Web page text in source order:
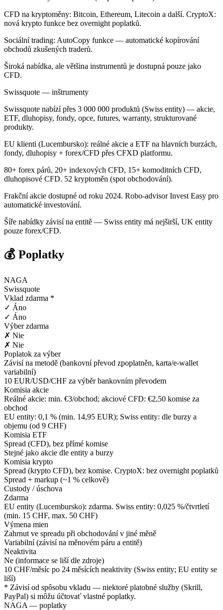
CFD na kryptoměny: Bitcoin, Ethereum, Litecoin a další. CryptoX:
nová krypto funkce bez overnight poplatků.
Sociální trading: AutoCopy funkce — automatické kopírování
obchodů zkušených traderů.
Široká nabídka, ale většina instrumentů je dostupná pouze jako
CFD.
Swissquote — inštrumenty
Swissquote nabízí přes 3 000 000 produktů (Swiss entity) — akcie,
ETF, dluhopisy, fondy, opce, futures, warranty, strukturované
produkty.
EU klienti (Lucembursko): reálné akcie a ETF na hlavních burzách,
fondy, dluhopisy + forex/CFD přes CFXD platformu.
80+ forex párů, 20+ indexových CFD, 15+ komoditních CFD,
dluhopisové CFD. 52 kryptoměn (spot obchodování).
Frakční akcie dostupné od roku 2024. Robo-advisor Invest Easy pro
automatické investování.
Šíře nabídky závisí na entitě — Swiss entity má nejširší, UK entity
pouze forex/CFD.
💰 Poplatky
NAGA
Swissquote
Vklad zdarma *
✓ Áno
✓ Áno
Výber zdarma
✗ Nie
✗ Nie
Poplatok za výber
Závisí na metodě (bankovní převod zpoplatněn, karta/e-wallet
variabilní)
10 EUR/USD/CHF za výběr bankovním převodem
Komisia akcie
Reálné akcie: min. €3/obchod; akciové CFD: €2,50 komise za
obchod
EU entity: 0,1 % (min. 14,95 EUR); Swiss entity: dle burzy a
objemu (od 9 CHF)
Komisia ETF
Spread (CFD), bez přímé komise
Stejné jako akcie dle entity a burzy
Komisia krypto
Spread (krypto CFD), bez komise. CryptoX: bez overnight poplatků
Spread + markup (~1 % celkově)
Custody / úschova
Zdarma
EU entity (Lucembursko): zdarma. Swiss entity: 0,025 %/čtvrtletí
(min. 15 CHF, max. 50 CHF)
Výmena mien
Zahrnut ve spreadu při obchodování v jiné měně
Variabilní (závisí na měnovém páru a entitě)
Neaktivita
Ne (informace se liší dle zdroje)
10 CHF/měsíc po 24 měsících neaktivity (Swiss entity; EU entity se
liší)
* Závisí od spôsobu vkladu — niektoré platobné služby (Skrill,
PayPal) si môžu účtovať vlastné poplatky.
NAGA — poplatky